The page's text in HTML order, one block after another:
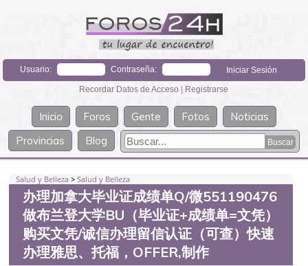
Usuario: Contraseña:
Recordar Datos de Acceso | Registrarse
Inicio Foros Gente Fotos
Noticias
Provincias
Blog
Salud y Belleza >Salud y Belleza
办理加拿大毕业证成绩单Q/微551190476
做布兰登大学BU（毕业证+成绩单=文凭）
购买文凭/诚信办理留信认证（可查）快速
办理雅思、托福，OFFER,制作